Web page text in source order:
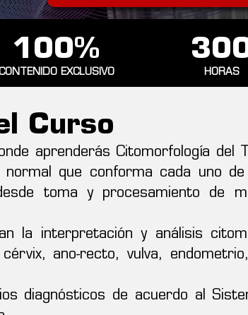
EXCLUSIVO
100%
HORAS
Curso
aprenderás Citomorfología del
normal que conforma cada uno
toma y procesamiento de
la interpretación y análisis
ano-recto, vulva,
diagnósticos de acuerdo al